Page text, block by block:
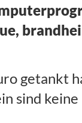
getankt
sind